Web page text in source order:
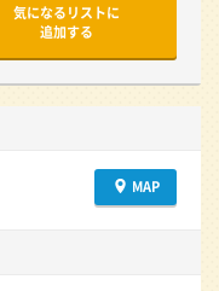
気になるリストに
追加する
MAP